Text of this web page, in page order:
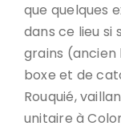
que quelques
dans ce lieu si
grains
boxe et de
Rouquié,
unitaire à